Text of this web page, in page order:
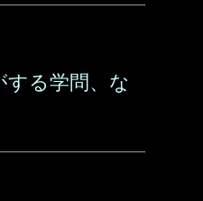
る学問、な